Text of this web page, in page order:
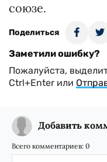
союзе.
Поделиться
Заметили ошибку?
Пожалуйста,
Ctrl+Enter или
Добавить
Всего комментариев: 0